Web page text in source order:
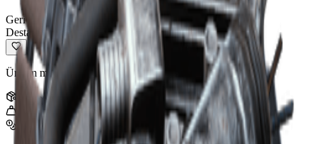
Geri Dönüştürülebilir
Destansı
Üretim malzemelerine geri dönüştürülebilir.
Yığın:3